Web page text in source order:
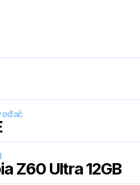
Z60 Ultra 12GB